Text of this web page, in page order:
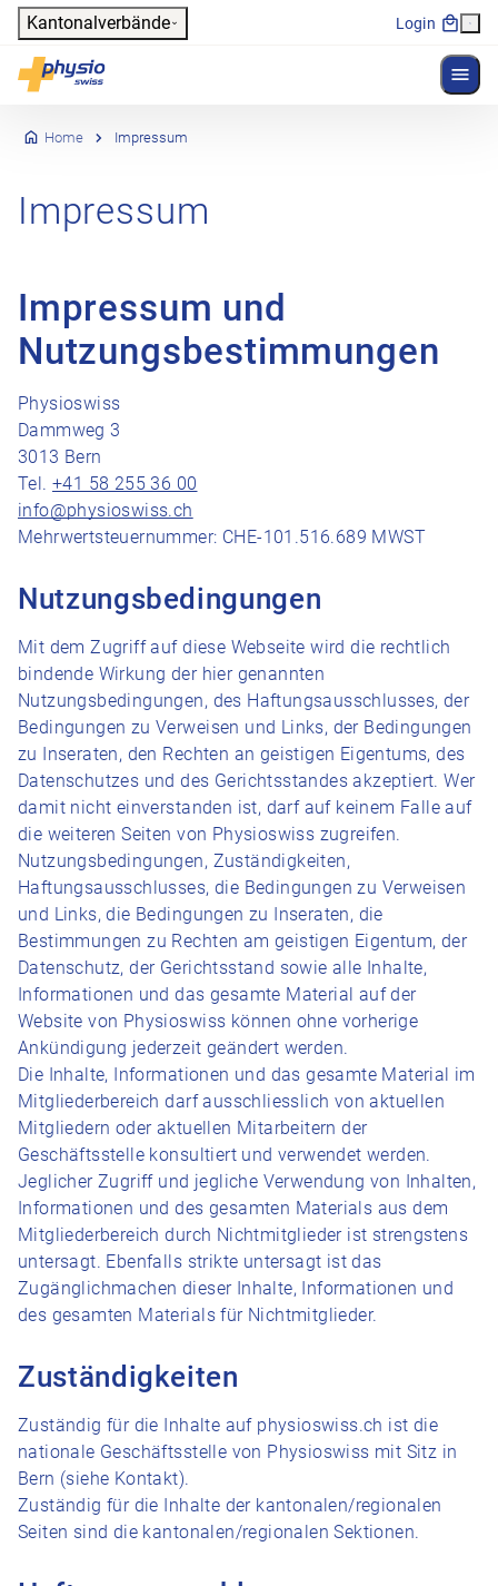
Header
Kantonalverbände Login
Physioswiss
Hauptnavigation
Home Impressum
Impressum
Impressum und
Nutzungsbestimmungen
Physioswiss
Dammweg 3
3013 Bern
Tel.+41 58 255 36 00
info@physioswiss.ch
Mehrwertsteuernummer: CHE-101.516.689 MWST
Nutzungsbedingungen
Mit dem Zugriff auf diese Webseite wird die rechtlich
bindende Wirkung der hier genannten
Nutzungsbedingungen, des Haftungsausschlusses, der
Bedingungen zu Verweisen und Links, der Bedingungen
zu Inseraten, den Rechten an geistigen Eigentums, des
Datenschutzes und des Gerichtsstandes akzeptiert. Wer
damit nicht einverstanden ist, darf auf keinem Falle auf
die weiteren Seiten von Physioswiss zugreifen.
Nutzungsbedingungen, Zuständigkeiten,
Haftungsausschlusses, die Bedingungen zu Verweisen
und Links, die Bedingungen zu Inseraten, die
Bestimmungen zu Rechten am geistigen Eigentum, der
Datenschutz, der Gerichtsstand sowie alle Inhalte,
Informationen und das gesamte Material auf der
Website von Physioswiss können ohne vorherige
Ankündigung jederzeit geändert werden.
Die Inhalte, Informationen und das gesamte Material im
Mitgliederbereich darf ausschliesslich von aktuellen
Mitgliedern oder aktuellen Mitarbeitern der
Geschäftsstelle konsultiert und verwendet werden.
Jeglicher Zugriff und jegliche Verwendung von Inhalten,
Informationen und des gesamten Materials aus dem
Mitgliederbereich durch Nichtmitglieder ist strengstens
untersagt. Ebenfalls strikte untersagt ist das
Zugänglichmachen dieser Inhalte, Informationen und
des gesamten Materials für Nichtmitglieder.
Zuständigkeiten
Zuständig für die Inhalte auf physioswiss.ch ist die
nationale Geschäftsstelle von Physioswiss mit Sitz in
Bern (siehe Kontakt).
Zuständig für die Inhalte der kantonalen/regionalen
Seiten sind die kantonalen/regionalen Sektionen.